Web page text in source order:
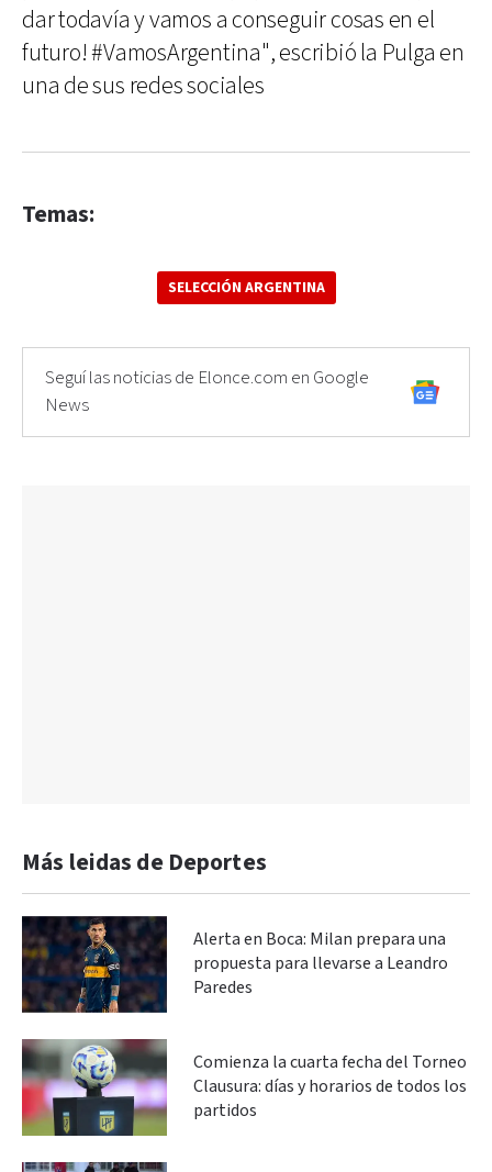
dar todavía y vamos a conseguir cosas en el
futuro! #VamosArgentina", escribió la Pulga en
una de sus redes sociales
Temas:
SELECCIÓN ARGENTINA
Seguí las noticias de Elonce.com en Google
News
Más leidas de Deportes
Alerta en Boca: Milan prepara una
propuesta para llevarse a Leandro
Paredes
Comienza la cuarta fecha del Torneo
Clausura: días y horarios de todos los
partidos